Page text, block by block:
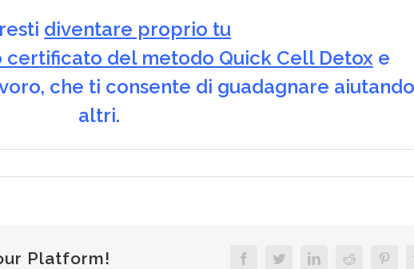
diventare proprio tu
del metodo Quick Cell Detox e
che ti consente di guadagnare
altri.
Platform! FacebookTwitterLinkedInReddit